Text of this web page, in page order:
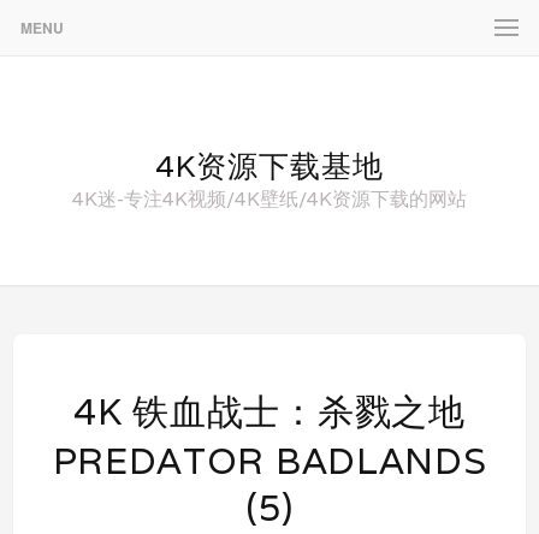
MENU
4K资源下载基地
4K迷-专注4K视频/4K壁纸/4K资源下载的网站
4K 铁血战士：杀戮之地
PREDATOR BADLANDS‎
(5)